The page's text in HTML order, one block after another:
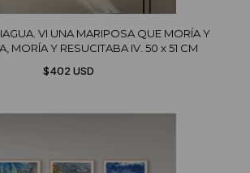
VI UNA MARIPOSA QUE MORÍA Y
MORÍA Y RESUCITABA IV. 50 x 51 CM
$402 USD